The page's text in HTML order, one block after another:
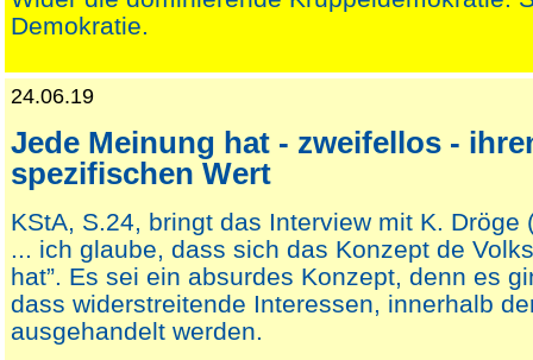
Demokratie.
24.06.19
Jede Meinung hat - zweifellos -
spezifischen Wert
KStA, S.24, bringt das Interview mit K. Dröge
... ich glaube, dass sich das Konzept de
hat”. Es sei ein absurdes Konzept, denn es
dass widerstreitende Interessen, innerhalb
ausgehandelt werden.